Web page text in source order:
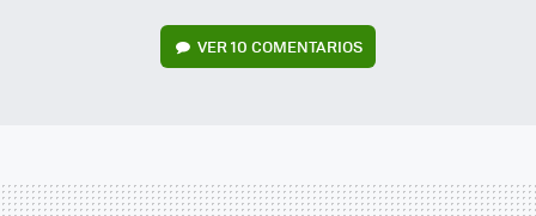
VER10 COMENTARIOS